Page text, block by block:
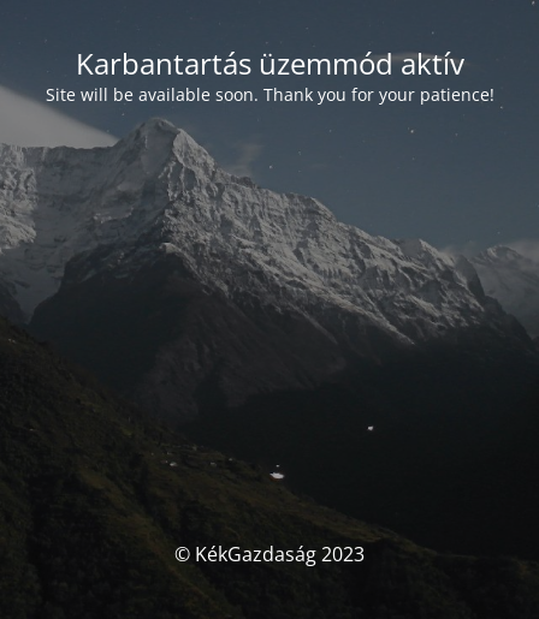
Karbantartás üzemmód aktív
Site will be available soon. Thank you for your patience!
© KékGazdaság 2023